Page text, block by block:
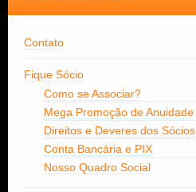
Contato
Fique Sócio
Como se Associar?
Mega Promoção de Anuidade
Direitos e Deveres dos Sócios
Conta Bancária e PIX
Nosso Quadro Social